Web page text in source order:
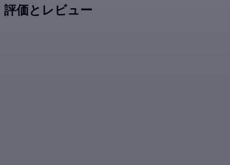
評価とレビュー